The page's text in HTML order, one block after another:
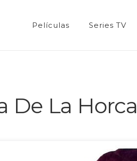
Películas Series TV
De La Horca